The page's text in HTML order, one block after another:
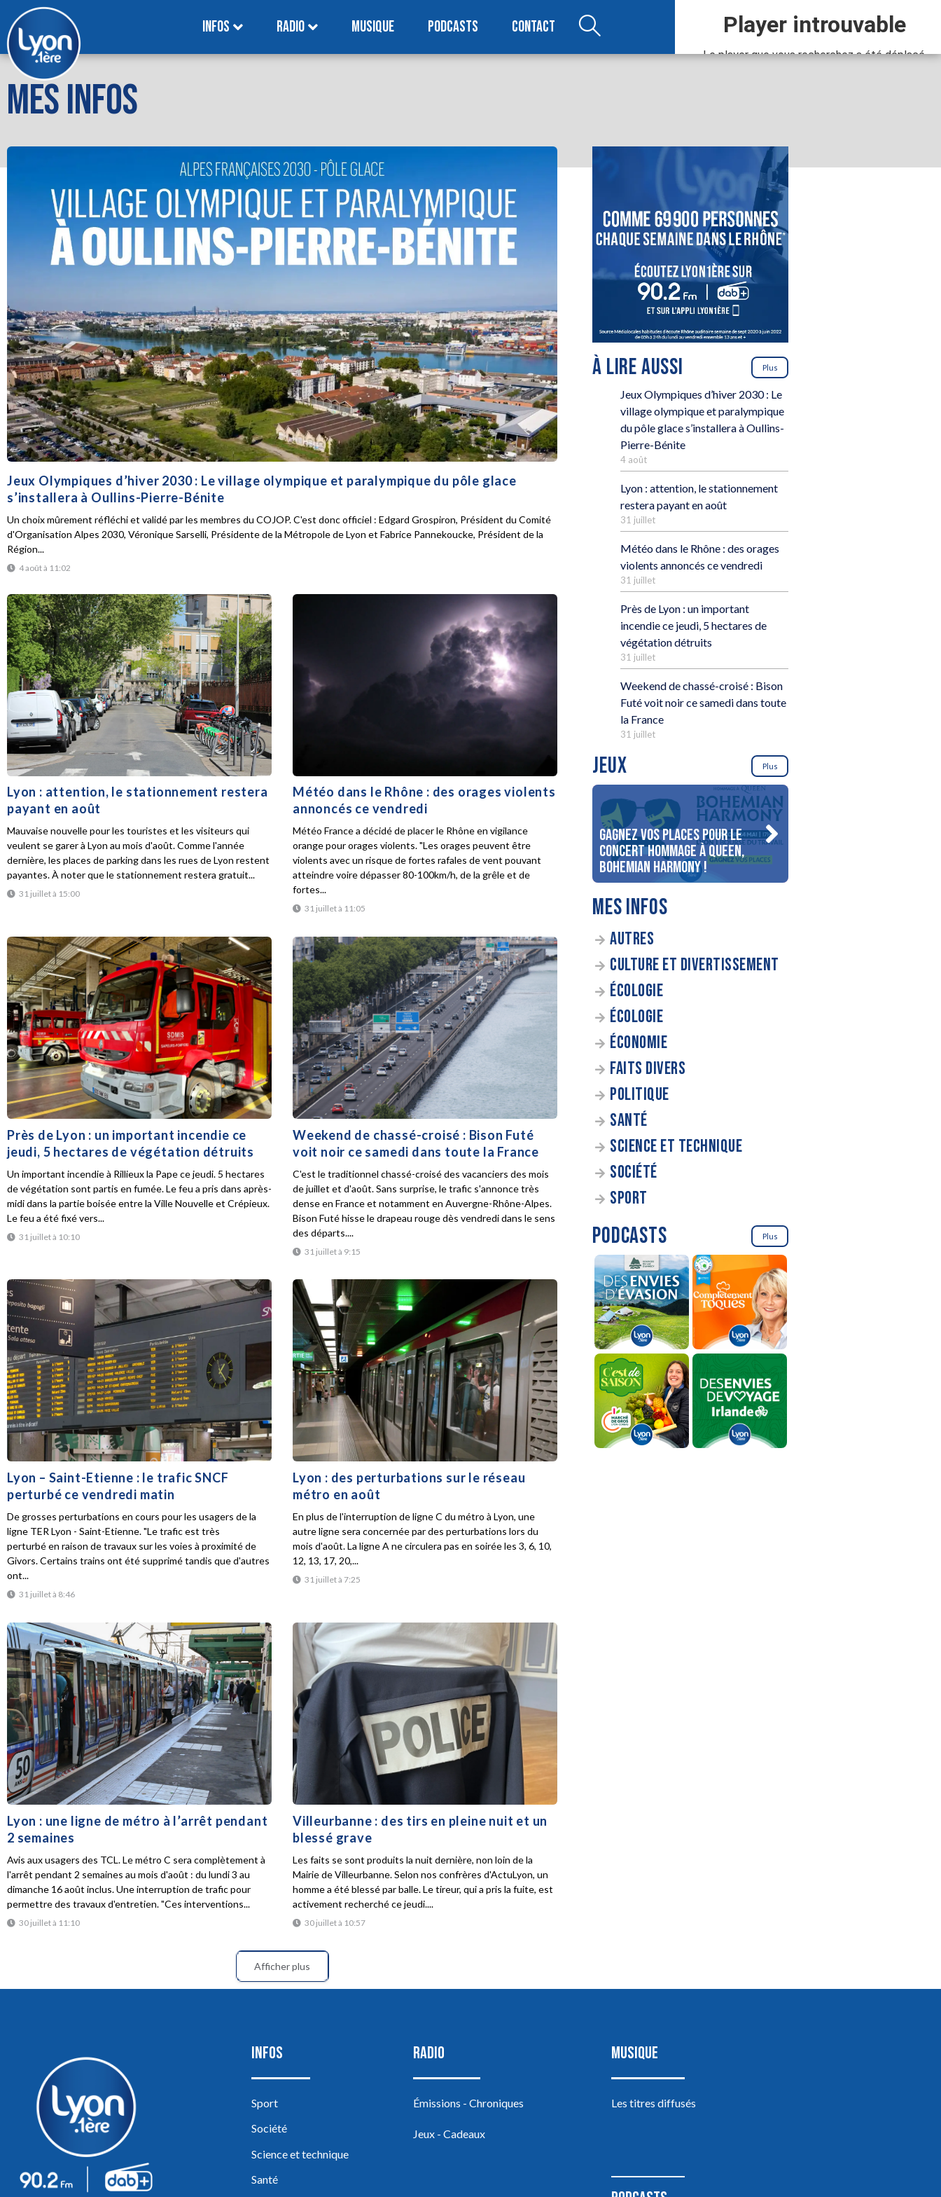
INFOS RADIO MUSIQUE PODCASTS CONTACT
MES INFOS
Jeux Olympiques d’hiver 2030 : Le village olympique et paralympique du pôle glace
s’installera à Oullins-Pierre-Bénite
4 août à 11:02
Un choix mûrement réfléchi et validé par les membres du COJOP. C'est donc officiel : Edgard Grospiron, Président du Comité
d'Organisation Alpes 2030, Véronique Sarselli, Présidente de la Métropole de Lyon et Fabrice Pannekoucke, Président de la
Région...
Lyon : attention, le stationnement restera
payant en août
31 juillet à 15:00
Mauvaise nouvelle pour les touristes et les visiteurs qui
veulent se garer à Lyon au mois d'août. Comme l'année
dernière, les places de parking dans les rues de Lyon restent
payantes. À noter que le stationnement restera gratuit...
Météo dans le Rhône : des orages violents
annoncés ce vendredi
31 juillet à 11:05
Météo France a décidé de placer le Rhône en vigilance
orange pour orages violents. "Les orages peuvent être
violents avec un risque de fortes rafales de vent pouvant
atteindre voire dépasser 80-100km/h, de la grêle et de
fortes...
Près de Lyon : un important incendie ce
jeudi, 5 hectares de végétation détruits
31 juillet à 10:10
Un important incendie à Rillieux la Pape ce jeudi. 5 hectares
de végétation sont partis en fumée. Le feu a pris dans après-
midi dans la partie boisée entre la Ville Nouvelle et Crépieux.
Le feu a été fixé vers...
Weekend de chassé-croisé : Bison Futé
voit noir ce samedi dans toute la France
31 juillet à 9:15
C'est le traditionnel chassé-croisé des vacanciers des mois
de juillet et d'août. Sans surprise, le trafic s'annonce très
dense en France et notamment en Auvergne-Rhône-Alpes.
Bison Futé hisse le drapeau rouge dès vendredi dans le sens
des départs....
Lyon – Saint-Etienne : le trafic SNCF
perturbé ce vendredi matin
31 juillet à 8:46
De grosses perturbations en cours pour les usagers de la
ligne TER Lyon - Saint-Etienne. "Le trafic est très
perturbé en raison de travaux sur les voies à proximité de
Givors. Certains trains ont été supprimé tandis que d'autres
ont...
Lyon : des perturbations sur le réseau
métro en août
31 juillet à 7:25
En plus de l'interruption de ligne C du métro à Lyon, une
autre ligne sera concernée par des perturbations lors du
mois d'août. La ligne A ne circulera pas en soirée les 3, 6, 10,
12, 13, 17, 20,...
Lyon : une ligne de métro à l’arrêt pendant
2 semaines
30 juillet à 11:10
Avis aux usagers des TCL. Le métro C sera complètement à
l'arrêt pendant 2 semaines au mois d'août : du lundi 3 au
dimanche 16 août inclus. Une interruption de trafic pour
permettre des travaux d'entretien. "Ces interventions...
Villeurbanne : des tirs en pleine nuit et un
blessé grave
30 juillet à 10:57
Les faits se sont produits la nuit dernière, non loin de la
Mairie de Villeurbanne. Selon nos confrères d'ActuLyon, un
homme a été blessé par balle. Le tireur, qui a pris la fuite, est
activement recherché ce jeudi....
Afficher plus
À LIRE AUSSI Plus
Jeux Olympiques d’hiver 2030 : Le
village olympique et paralympique
du pôle glace s’installera à Oullins-
Pierre-Bénite
4 août
Lyon : attention, le stationnement
restera payant en août
31 juillet
Météo dans le Rhône : des orages
violents annoncés ce vendredi
31 juillet
Près de Lyon : un important
incendie ce jeudi, 5 hectares de
végétation détruits
31 juillet
Weekend de chassé-croisé : Bison
Futé voit noir ce samedi dans toute
la France
31 juillet
JEUX Plus
Gagnez vos places pour le
concert Hommage à Queen,
Bohemian Harmony !
MES INFOS
AUTRES
CULTURE ET DIVERTISSEMENT
ÉCOLOGIE
ÉCOLOGIE
ÉCONOMIE
FAITS DIVERS
POLITIQUE
SANTÉ
SCIENCE ET TECHNIQUE
SOCIÉTÉ
SPORT
PODCASTS Plus
INFOS
Sport
Société
Science et technique
Santé
RADIO
Émissions - Chroniques
Jeux - Cadeaux
MUSIQUE
Les titres diffusés